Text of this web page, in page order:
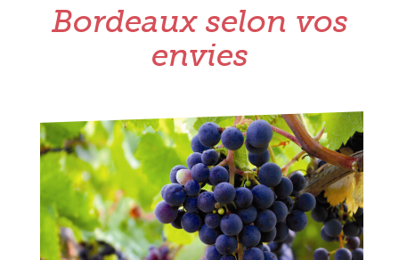
Bordeaux selon vos
envies